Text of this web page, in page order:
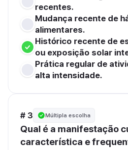
recentes.
Mudança recente de
alimentares.
Histórico recente de
ou exposição solar
Prática regular de
alta intensidade.
# 3 Múltipla escolha
Qual é a manifestação
característica e